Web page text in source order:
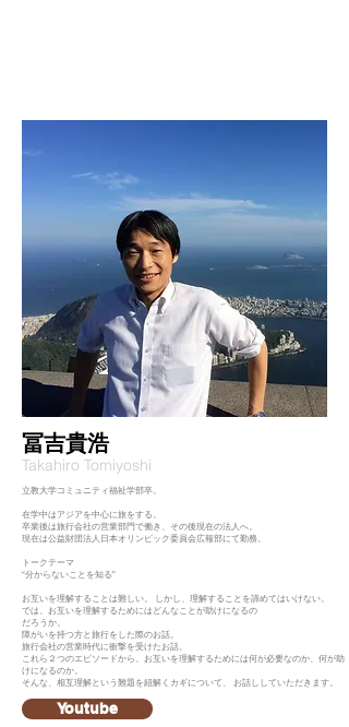
​冨吉貴浩
立教大学コミュニティ福祉学部卒。
在学中はアジアを中心に旅をする。
卒業後は旅行会社の営業部門で働き、その後現在の法人へ。
現在は公益財団法人日本オリンピック委員会広報部にて勤務。
トークテーマ
“分からないことを知る”
お互いを理解することは難しい。 しかし、理解することを諦めてはいけない。
では、お互いを理解するためにはどんなことが助けになるの
だろうか。
障がいを持つ方と旅行をした際のお話。
旅行会社の営業時代に衝撃を受けたお話。
これら２つのエピソードから、お互いを理解するためには何が必要なのか、何が助
けになるのか。
そんな、相互理解という難題を紐解くカギについて、 お話ししていただきます。
Youtube
Takahiro Tomiyoshi​